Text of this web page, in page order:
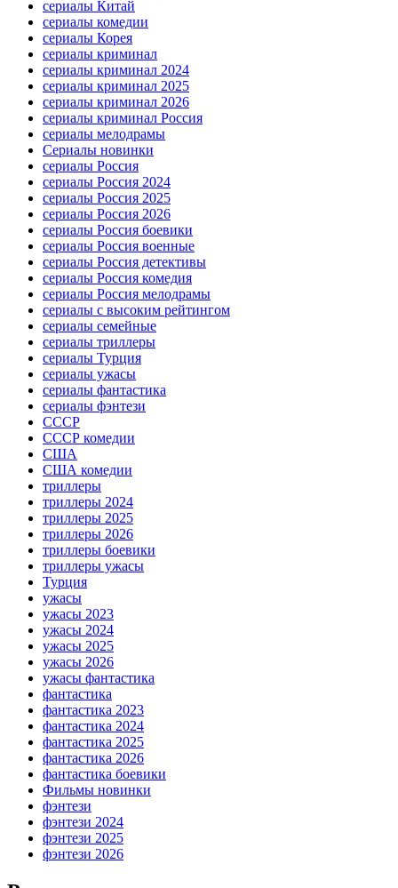
сериалы Китай
сериалы комедии
сериалы Корея
сериалы криминал
сериалы криминал 2024
сериалы криминал 2025
сериалы криминал 2026
сериалы криминал Россия
сериалы мелодрамы
Сериалы новинки
сериалы Россия
сериалы Россия 2024
сериалы Россия 2025
сериалы Россия 2026
сериалы Россия боевики
сериалы Россия военные
сериалы Россия детективы
сериалы Россия комедия
сериалы Россия мелодрамы
сериалы с высоким рейтингом
сериалы семейные
сериалы триллеры
сериалы Турция
сериалы ужасы
сериалы фантастика
сериалы фэнтези
СССР
СССР комедии
США
США комедии
триллеры
триллеры 2024
триллеры 2025
триллеры 2026
триллеры боевики
триллеры ужасы
Турция
ужасы
ужасы 2023
ужасы 2024
ужасы 2025
ужасы 2026
ужасы фантастика
фантастика
фантастика 2023
фантастика 2024
фантастика 2025
фантастика 2026
фантастика боевики
Фильмы новинки
фэнтези
фэнтези 2024
фэнтези 2025
фэнтези 2026